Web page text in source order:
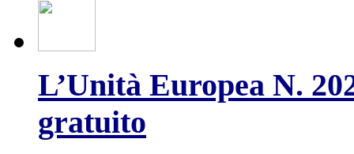
L’Unità Europea N.
gratuito